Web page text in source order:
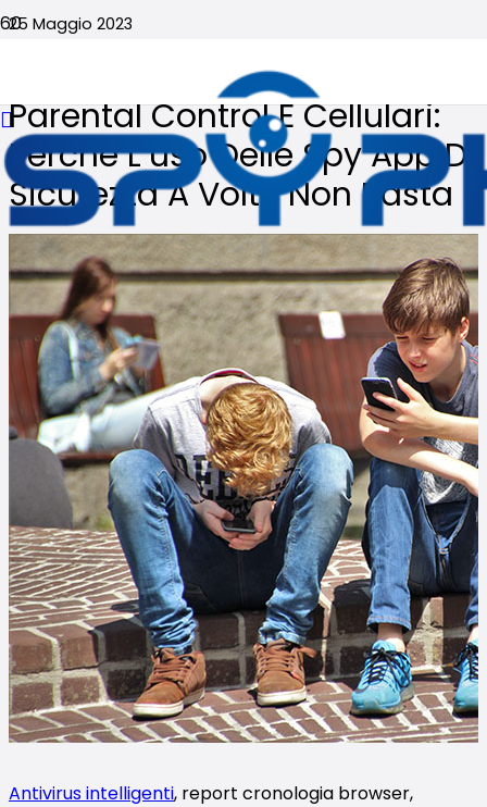
25 Maggio 2023
Parental Control E Cellulari:
Perché L’uso Delle Spy App Di
Sicurezza A Volte Non Basta
Antivirus intelligenti, report cronologia browser,